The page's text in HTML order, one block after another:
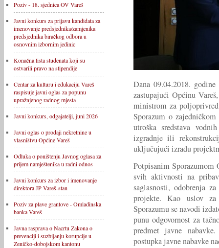
Poziv - 18. sjednica OV Vareš
Javni konkurs za prijavu kandidata za
imenovanje predsjednika/zamjenika
predsjednika biračkog odbora u
osnovnim izbornim jedinic
Konačna lista studenata koji su
ostvarili pravo na stipendije
Centar za kulturu i edukaciju Vareš
raspisuje javni oglas za popunu
upražnjenog radnog mjesta
Javni konkurs, odgajatelji, juni 2026
Javni oglas o prodaji nekretnine u
vlasništvu Općine Vareš
Odluka o poništenju Javnog oglasa za
prijem namještenika u radni odnos
Javni konkurs za izbor i imenovanje
direktora JP Vareš-stan
Poziv za plave grantove - Omladinska
banka Vareš
Javna rasprava o Nacrtu Zakona o
prevenciji i suzbijanju korupcije u
Zeničko-dobojskom kantonu
Dana 09.04.2018.
zastupajući Općinu
ministrom za
Sporazum o
utroška sredstava
izgradnje ili
uključujući izradu
Potpisanim Sporazumom
svih aktivnosti na
saglasnosti, odobrenja
projekte. Kao uslov
Sporazumu se navodi
punu odgovornost za
predmet javne
postupka javne nabavke